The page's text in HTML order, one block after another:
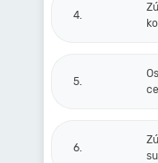
4.
5.
6.